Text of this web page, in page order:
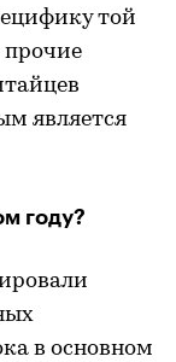
той
прочие
является
году?
в основном